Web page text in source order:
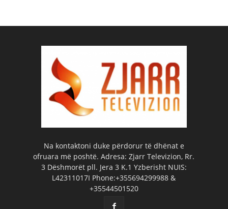
Na kontaktoni duke përdorur të dhënat e
ofruara më poshtë. Adresa: Zjarr Televizion, Rr.
3 Dëshmorët pll. Jera 3 K.1 Yzberisht NUIS:
L42311017I Phone:+355694299988 &
+35544501520